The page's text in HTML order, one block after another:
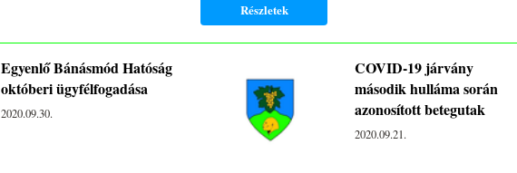
Részletek
Egyenlő Bánásmód Hatóság
októberi ügyfélfogadása
2020.09.30.
COVID-19 járvány
második hulláma során
azonosított betegutak
2020.09.21.